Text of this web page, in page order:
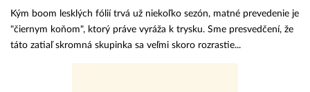
Kým boom lesklých fólií trvá už niekoľko sezón, matné prevedenie je
"čiernym koňom", ktorý práve vyráža k trysku. Sme presvedčení, že
táto zatiaľ skromná skupinka sa veľmi skoro rozrastie...